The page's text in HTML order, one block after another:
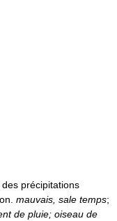
précipitations
mauvais, sale temps;
de pluie; oiseau de